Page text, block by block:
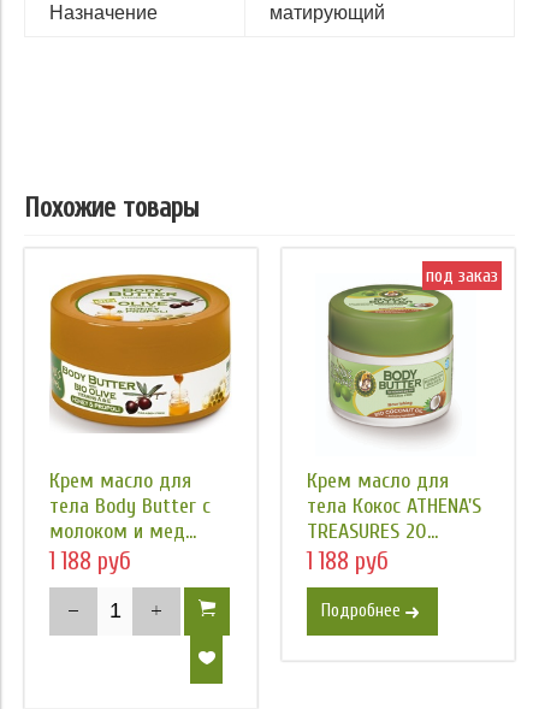
Назначение матирующий
Похожие товары
Крем масло для
тела Body Butter с
молоком и мед...
1 188 руб
под заказ
Крем масло для
тела Кокос ATHENA'S
TREASURES 20...
1 188 руб
Подробнее